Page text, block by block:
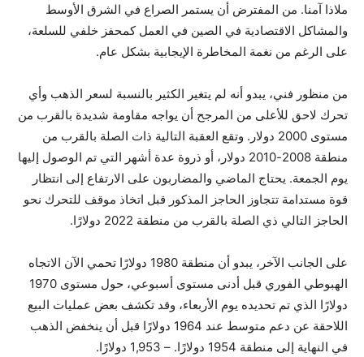
ملاذا آمنا. من المفترض أن يستمر الصراع في الشرق الأوسط
والمشاكل الاقتصادية في الصين في العمل كمحفز خلفي للسلعة،
على الرغم من نغمة المخاطرة الإيجابية بشكل عام.
من منظور فني، يبدو أنه لم يتغير الكثير بالنسبة لسعر الذهب وأي
تحرك لاحق للأعلى من المرجح أن يواجه مقاومة شديدة بالقرب من
مستوى 2000 دولار. وتقع العقبة التالية ذات الصلة بالقرب من
منطقة 2008-2010 دولار، أو ذروة عدة أشهر التي تم الوصول إليها
يوم الجمعة. يحتاج الماضي والمضاربون على الارتفاع إلى انتظار
قوة مستدامة تتجاوز الحاجز المذكور قبل اتخاذ موقف للتحرك نحو
الحاجز التالي ذي الصلة بالقرب من منطقة 2022 دولارًا.
على الجانب الآخر، يبدو أن منطقة 1980 دولارًا تحمي الآن الاتجاه
الهبوطي الفوري قبل أدنى مستوى أسبوعي، حول مستوى 1970
دولارًا الذي تم تحديده يوم الأربعاء، وقد تكشف بعض عمليات البيع
اللاحقة عن دعم متوسط ​​عند 1964 دولارًا قبل أن ينخفض ​​الذهب
في النهاية إلى منطقة 1954 دولارًا. – 1,953 دولارًا.